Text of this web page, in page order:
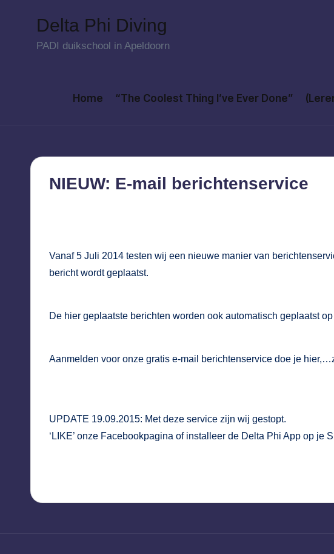
Delta Phi Diving
PADI duikschool in Apeldoorn
Home “The Coolest Thing I’ve Ever Done”
NIEUW: E-mail berichtenservice
Vanaf 5 Juli 2014 testen wij een nieuwe manier van
bericht wordt geplaatst.
De hier geplaatste berichten worden ook automatisch geplaatst
Aanmelden voor onze gratis e-mail berichtenservice doe je hier
UPDATE 19.09.2015: Met deze service zijn wij gestopt.
‘LIKE’ onze Facebookpagina of installeer de Delta Phi App op je